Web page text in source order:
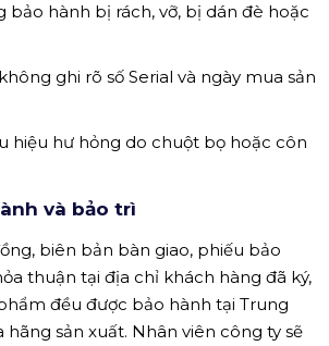
bảo hành bị rách, vỡ, bị dán đè hoặc
ghi rõ số Serial và ngày mua sản
hiệu hư hỏng do chuột bọ hoặc côn
và bảo trì
biên bản bàn giao, phiếu bảo
thuận tại địa chỉ khách hàng đã ký,
đều được bảo hành tại Trung
sản xuất. Nhân viên công ty sẽ